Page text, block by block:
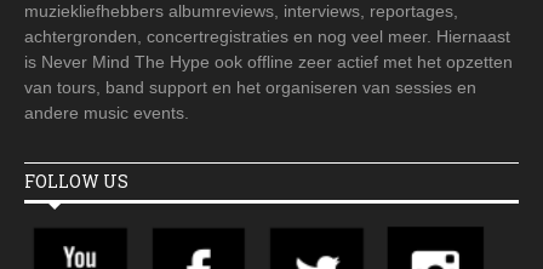
muziekliefhebbers albumreviews, interviews, reportages,
achtergronden, concertregistraties en nog veel meer. Hiernaast
is Never Mind The Hype ook offline zeer actief met het opzetten
van tours, band support en het organiseren van sessies en
andere music events.
FOLLOW US